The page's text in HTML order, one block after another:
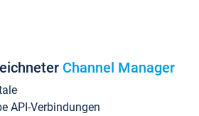
Channel Manager
API-Verbindungen